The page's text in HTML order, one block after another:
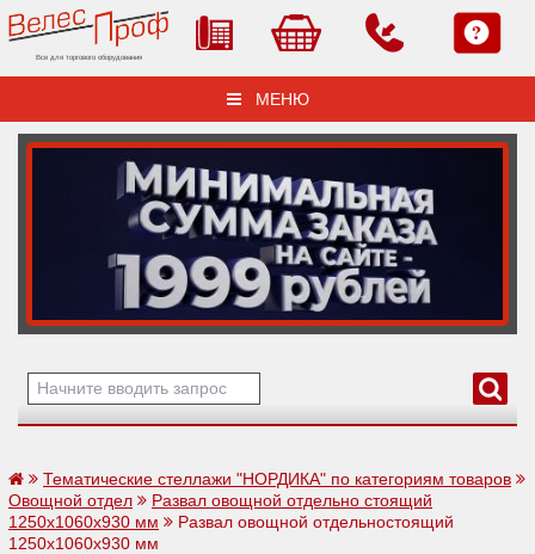
Все для торгового оборудования
МЕНЮ
Тематические стеллажи "НОРДИКА" по категориям товаров
Овощной отдел
Развал овощной отдельно стоящий
1250х1060х930 мм
Развал овощной отдельностоящий
1250х1060х930 мм